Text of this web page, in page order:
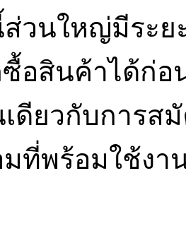
วนใหญ่มีระย
ซื้อสินค้าได้ก่
เดียวกับการ
ที่พร้อมใช้งา